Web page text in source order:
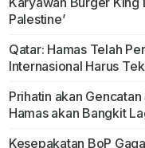
Palestine’
Qatar: Hamas Telah
Internasional Harus
Prihatin akan
Hamas akan Bangkit
Kesepakatan BoP